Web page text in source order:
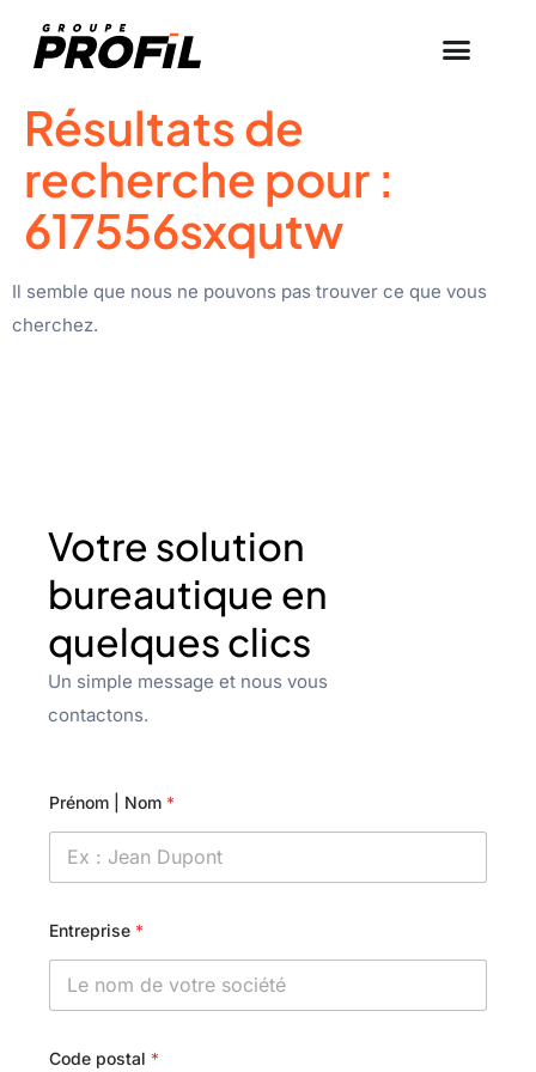
Résultats de
recherche pour :
617556sxqutw
Il semble que nous ne pouvons pas trouver ce que vous
cherchez.
Votre solution
bureautique en
quelques clics
Un simple message et nous vous
contactons.
Prénom | Nom *
Entreprise *
Code postal *